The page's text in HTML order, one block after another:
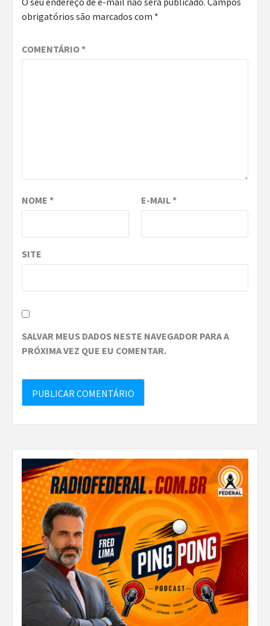
obrigatórios são marcados com *
COMENTÁRIO*
NOME * E-MAIL*
SITE
SALVAR MEUS DADOS NESTE NAVEGADOR PARA A
PRÓXIMA VEZ QUE EU COMENTAR.